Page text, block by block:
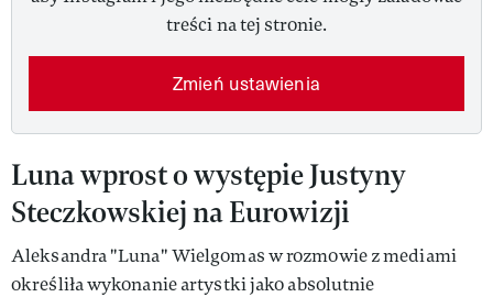
treści na tej stronie.
Zmień ustawienia
Luna wprost o występie Justyny
Steczkowskiej na Eurowizji
Aleksandra "Luna" Wielgomas w rozmowie z mediami
określiła wykonanie artystki jako absolutnie